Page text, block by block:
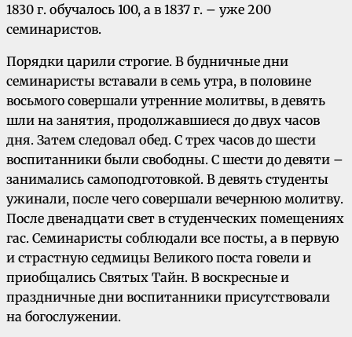
1830 г. обучалось 100, а в 1837 г. – уже 200
семинаристов.
Порядки царили строгие. В будничные дни
семинаристы вставали в семь утра, в половине
восьмого совершали утренние молитвы, в девять
шли на занятия, продолжавшиеся до двух часов
дня. Затем следовал обед. С трех часов до шести
воспитанники были свободны. С шести до девяти –
занимались самоподготовкой. В девять студенты
ужинали, после чего совершали вечернюю молитву.
После двенадцати свет в студенческих помещениях
гас. Семинаристы соблюдали все посты, а в первую
и страстную седмицы Великого поста говели и
приобщались Святых Тайн. В воскресные и
праздничные дни воспитанники присутствовали
на богослужении.